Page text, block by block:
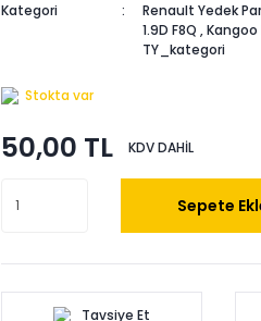
Kategori
Renault Yedek
1.9D F8Q ,
TY_kategori
Stokta var
50,00 TL KDV DAHİL
Sepete
Tavsiye Et